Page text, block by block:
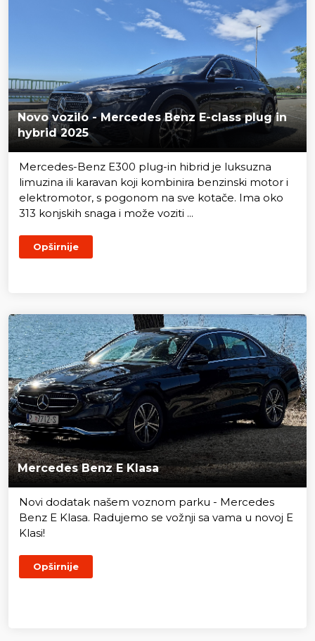
Novo vozilo - Mercedes Benz E-class plug in
hybrid 2025
Mercedes-Benz E300 plug-in hibrid je luksuzna
limuzina ili karavan koji kombinira benzinski motor i
elektromotor, s pogonom na sve kotače. Ima oko
313 konjskih snaga i može voziti ...
Opširnije
Mercedes Benz E Klasa
Novi dodatak našem voznom parku - Mercedes
Benz E Klasa. Radujemo se vožnji sa vama u novoj E
Klasi!
Opširnije